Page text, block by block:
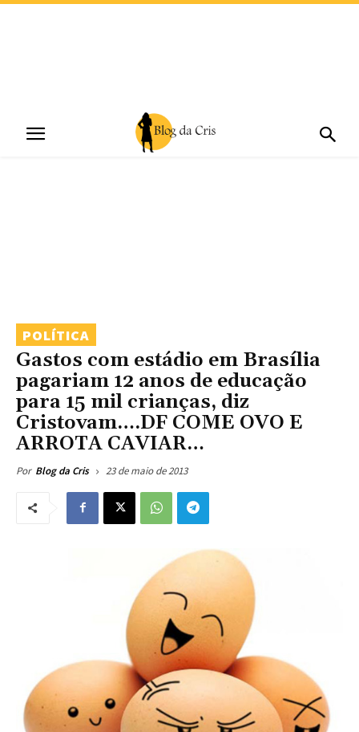
POLÍTICA
Gastos com estádio em Brasília
pagariam 12 anos de educação
para 15 mil crianças, diz
Cristovam….DF COME OVO E
ARROTA CAVIAR…
Por Blog da Cris 23 de maio de 2013